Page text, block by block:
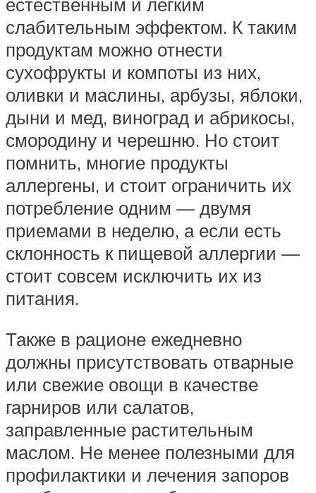
слабительным эффектом. К таким
продуктам можно отнести
сухофрукты и компоты из них,
оливки и маслины, арбузы, яблоки,
дыни и мед, виноград и абрикосы,
смородину и черешню. Но стоит
помнить, многие продукты
аллергены, и стоит ограничить их
потребление одним — двумя
приемами в неделю, а если есть
склонность к пищевой аллергии —
стоит совсем исключить их из
питания.
Также в рационе ежедневно
должны присутствовать отварные
или свежие овощи в качестве
гарниров или салатов,
заправленные растительным
маслом. Не менее полезными для
профилактики и лечения запоров